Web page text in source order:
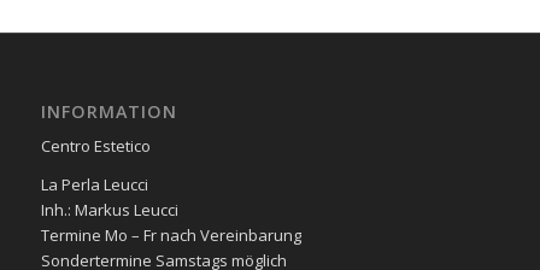
INFORMATION
Centro Estetico
La Perla Leucci
Inh.: Markus Leucci
Termine Mo – Fr nach Vereinbarung
Sondertermine Samstags möglich